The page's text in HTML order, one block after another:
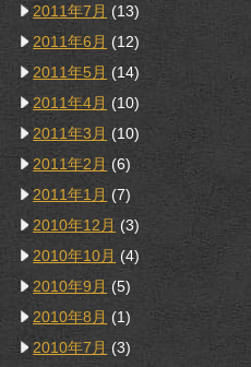
2011年7月 (13)
2011年6月 (12)
2011年5月 (14)
2011年4月 (10)
2011年3月 (10)
2011年2月 (6)
2011年1月 (7)
2010年12月 (3)
2010年10月 (4)
2010年9月 (5)
2010年8月 (1)
2010年7月 (3)